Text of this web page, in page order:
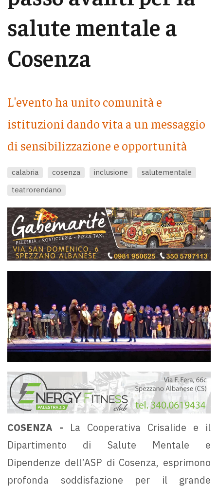
salute mentale a
Cosenza
L'evento ha unito comunità e
istituzioni dando vita a un messaggio
di sensibilizzazione e opportunità
calabria cosenza inclusione
salutementale
teatrorendano
COSENZA - La Cooperativa Crisalide e il
Dipartimento di Salute Mentale e
Dipendenze dell’ASP di Cosenza, esprimono
profonda soddisfazione per il grande